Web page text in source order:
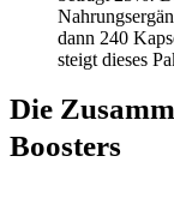
dann 240
steigt dieses
Die
Boosters